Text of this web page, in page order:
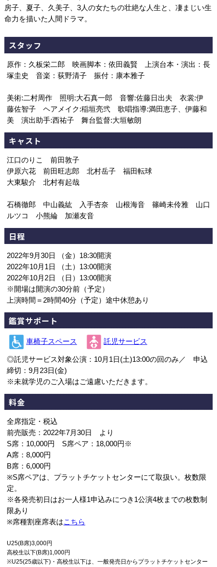
房子、夏子、久美子、3人の女たちの壮絶な人生と、凄まじい生
命力を描いた人間ドラマ。
スタッフ
原作：久板栄二郎 映画脚本：依田義賢 上演台本・演出：長
塚圭史 音楽：荻野清子 振付：康本雅子
美術:二村周作 照明:大石真一郎 音響:佐藤日出夫 衣裳:伊
藤佐智子 ヘアメイク:稲垣亮弐 歌唱指導:満田恵子、伊藤和
美 演出助手:西祐子 舞台監督:大垣敏朗
キャスト
江口のりこ 前田敦子
伊原六花 前田旺志郎 北村岳子 福田転球
大東駿介 北村有起哉
石橋徹郎 中山義紘 入手杏奈 山根海音 篠崎未伶雅 山口
ルツコ 小熊綸 加瀬友音
日程
2022年9月30日 （金）18:30開演
2022年10月1日 （土）13:00開演
2022年10月2日 （日）13:00開演
※開場は開演の30分前（予定）
上演時間＝2時間40分（予定）途中休憩あり
鑑賞サポート
車椅子スペース 託児サービス
◎託児サービス対象公演：10月1日(土)13:00の回のみ／ 申込
締切：9月23日(金)
※未就学児のご入場はご遠慮いただきます。
料金
全席指定・税込
前売販売：2022年7月30日 より
S席：10,000円 S席ペア：18,000円※
A席：8,000円
B席：6,000円
※S席ペアは、プラットチケットセンターにて取扱い。枚数限
定。
※各発売初日はお一人様1申込みにつき1公演4枚までの枚数制
限あり
※席種割座席表はこちら
U25(B席)3,000円
高校生以下(B席)1,000円
※U25(25歳以下)・高校生以下は、一般発売日からプラットチケットセンター